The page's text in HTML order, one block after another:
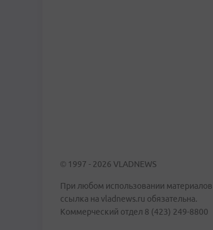
© 1997 - 2026 VLADNEWS
При любом использовании материалов
ссылка на vladnews.ru обязательна.
Коммерческий отдел 8 (423) 249-8800